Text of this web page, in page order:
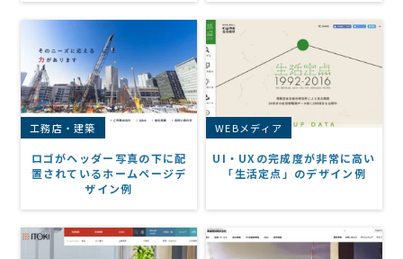
工務店・建築
ロゴがヘッダー写真の下に配
置されているホームページデ
ザイン例
WEBメディア
UI・UXの完成度が非常に高い
「生活定点」のデザイン例